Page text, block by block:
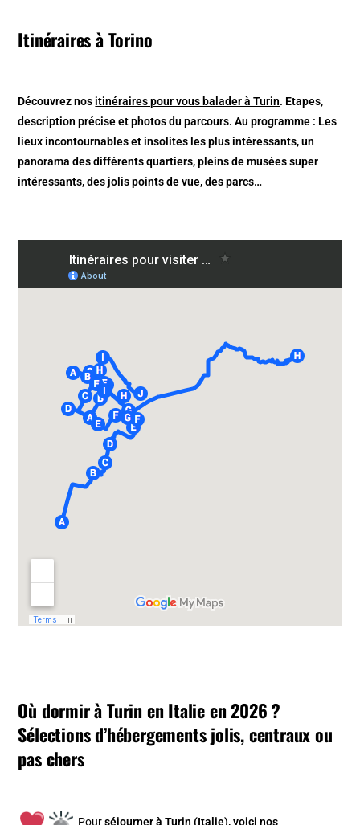
Itinéraires à Torino
Découvrez nos itinéraires pour vous balader à Turin. Etapes,
description précise et photos du parcours. Au programme : Les
lieux incontournables et insolites les plus intéressants, un
panorama des différents quartiers, pleins de musées super
intéressants, des jolis points de vue, des parcs…
Où dormir à Turin en Italie en 2026 ?
Sélections d’hébergements jolis, centraux ou
pas chers
Pourséjourner à Turin (Italie), voici nos